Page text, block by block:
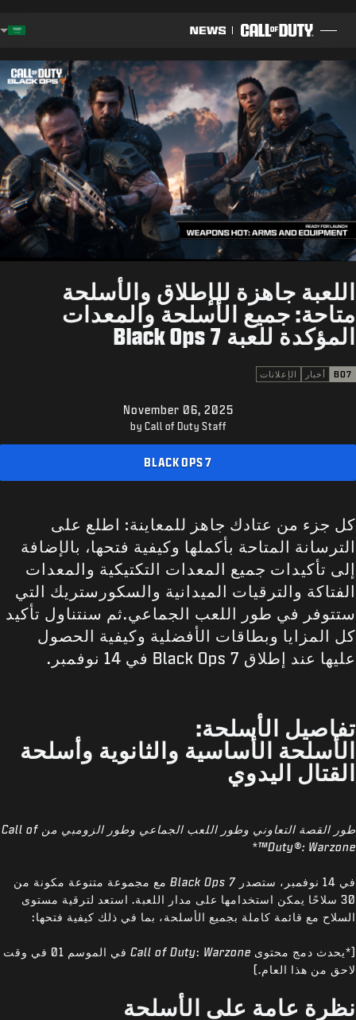
المدونة
إرشادات
تفاصيل التحديث
ألعاب
المتجر
الرياضات الإلكترونية
إعداد حساب جديد
اللعبة جاهزة للإطلاق والأسلحة
متاحة: جميع الأسلحة والمعدات
المؤكدة للعبة Black Ops 7
BO7 أخبار الإعلانات
November 06, 2025
by Call of Duty Staff
BLACK OPS 7
كل جزء من عتادك جاهز للمعاينة: اطلع على
الترسانة المتاحة بأكملها وكيفية فتحها، بالإضافة
إلى تأكيدات جميع المعدات التكتيكية والمعدات
الفتاكة والترقيات الميدانية والسكورستريك التي
ستتوفر في طور اللعب الجماعي.ثم سنتناول تأكيد
كل المزايا وبطاقات الأفضلية وكيفية الحصول
عليها عند إطلاق Black Ops 7 في 14 نوفمبر.
تفاصيل الأسلحة:
الأسلحة الأساسية والثانوية وأسلحة
القتال اليدوي
طور القصة التعاوني وطور اللعب الجماعي وطور الزومبي من Call of
Duty®: Warzone™*
في 14 نوفمبر، ستصدر Black Ops 7 مع مجموعة متنوعة مكونة من
30 سلاحًا يمكن استخدامها على مدار اللعبة. استعد لترقية مستوى
السلاح مع قائمة كاملة بجميع الأسلحة، بما في ذلك كيفية فتحها:
(*يحدث دمج محتوى Call of Duty: Warzone
في الموسم 01 في وقت
لاحق من هذا العام.)
نظرة عامة على الأسلحة